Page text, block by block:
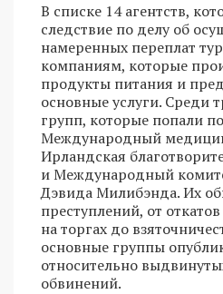
В списке 14 агентств,
следствие по делу об
намеренных переплат
компаниям, которые
продукты питания и
основные услуги. Среди
групп, которые попали
Международный
Ирландская
и Международный
Дэвида Милибэнда. Их
преступлений, от
на торгах до
основные группы
относительно
обвинений.